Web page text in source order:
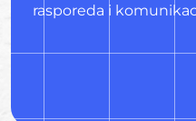
rasporeda i